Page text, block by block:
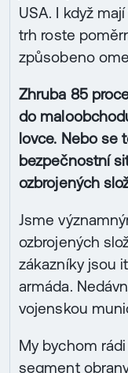
USA. I když
trh roste
způsobeno
Zhruba 85
do
lovce. Nebo se
bezpečnostní
ozbrojených
Jsme
ozbrojených
zákazníky jsou
armáda.
vojenskou
My bychom
segment